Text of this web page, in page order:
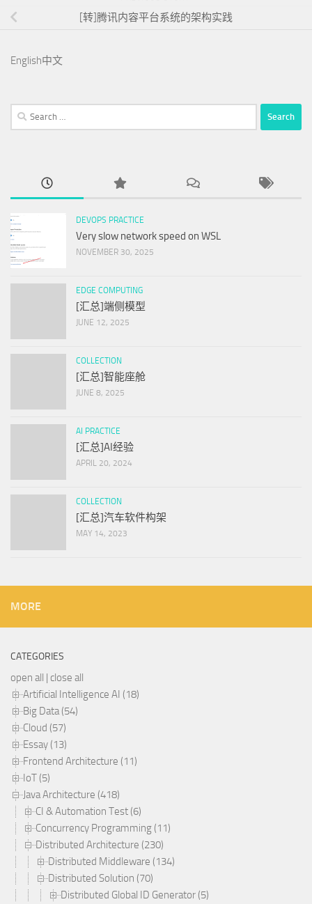
[转]腾讯内容平台系统的架构实践
English中文
Search
for:
DEVOPS PRACTICE
Very slow network speed on WSL
NOVEMBER 30, 2025
EDGE COMPUTING
[汇总]端侧模型
JUNE 12, 2025
COLLECTION
[汇总]智能座舱
JUNE 8, 2025
AI PRACTICE
[汇总]AI经验
APRIL 20, 2024
COLLECTION
[汇总]汽车软件构架
MAY 14, 2023
MORE
CATEGORIES
open all | close all
Artificial Intelligence AI (18)
Big Data (54)
Cloud (57)
Essay (13)
Frontend Architecture (11)
IoT (5)
Java Architecture (418)
CI & Automation Test (6)
Concurrency Programming (11)
Distributed Architecture (230)
Distributed Middleware (134)
Distributed Solution (70)
Distributed Global ID Generator (5)